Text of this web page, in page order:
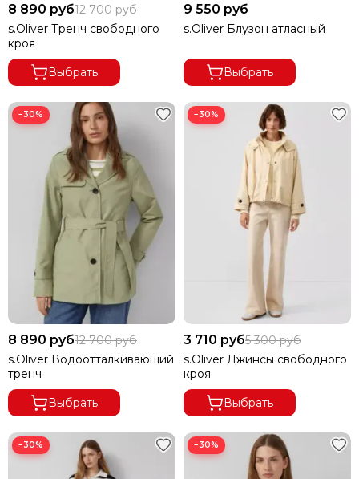
8 890 руб12 700 руб
s.Oliver Тренч свободного
кроя
Выбрать
9 550 руб
s.Oliver Блузон атласный
Выбрать
−30%
8 890 руб12 700 руб
s.Oliver Водоотталкивающий
тренч
Выбрать
−30%
3 710 руб5 300 руб
s.Oliver Джинсы свободного
кроя
Выбрать
−30% −30%